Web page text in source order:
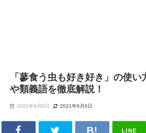
「蓼食う虫も好き好き」の使
や類義語を徹底解説！
2021年6月6日 2021年6月6日
LINE